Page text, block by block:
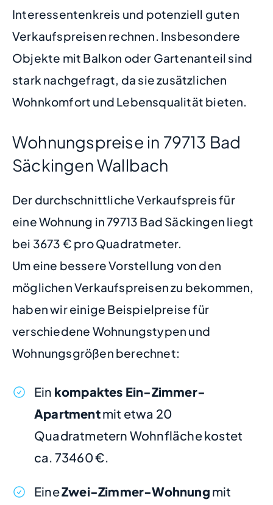
Interessentenkreis und potenziell guten
Verkaufspreisen rechnen. Insbesondere
Objekte mit Balkon oder Gartenanteil sind
stark nachgefragt, da sie zusätzlichen
Wohnkomfort und Lebensqualität bieten.
Wohnungspreise in 79713 Bad
Säckingen Wallbach
Der durchschnittliche Verkaufspreis für
eine Wohnung in 79713 Bad Säckingen liegt
bei 3673 € pro Quadratmeter.
Um eine bessere Vorstellung von den
möglichen Verkaufspreisen zu bekommen,
haben wir einige Beispielpreise für
verschiedene Wohnungstypen und
Wohnungsgrößen berechnet:
Ein kompaktes Ein-Zimmer-
Apartmentmit etwa 20
Quadratmetern Wohnfläche kostet
ca. 73460 €.
EineZwei-Zimmer-Wohnung mit